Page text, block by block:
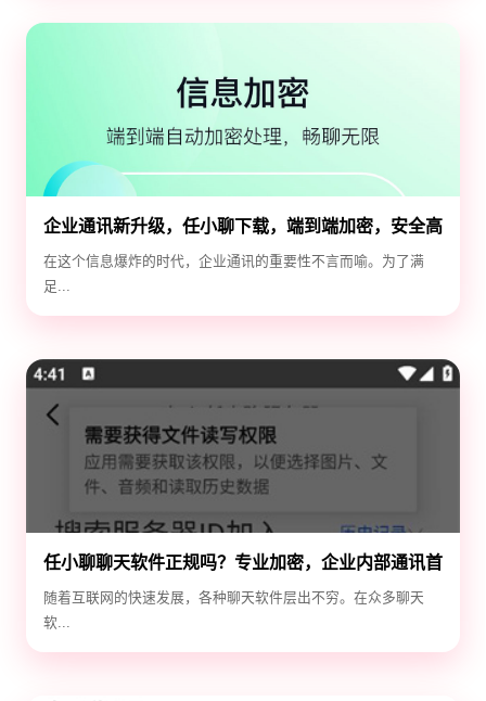
企业通讯新升级，任小聊下载，端到端加密，安全高
效！
在这个信息爆炸的时代，企业通讯的重要性不言而喻。为了满
足...
任小聊聊天软件正规吗？专业加密，企业内部通讯首
选！
随着互联网的快速发展，各种聊天软件层出不穷。在众多聊天
软...